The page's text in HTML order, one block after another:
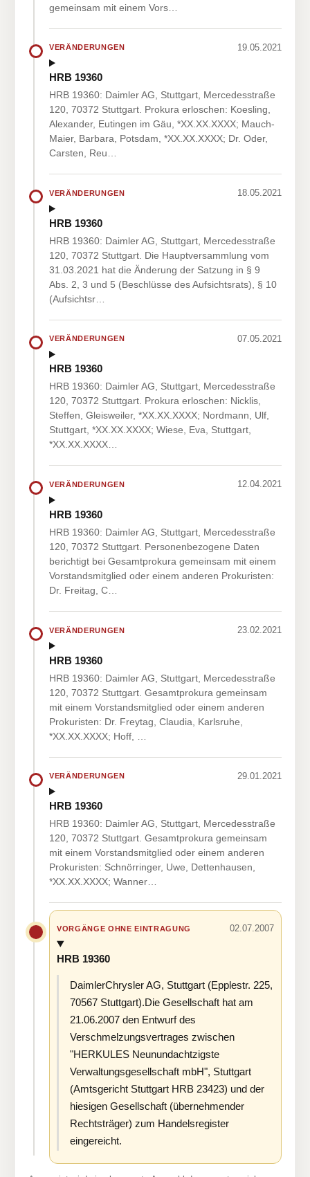
gemeinsam mit einem Vors…
VERÄNDERUNGEN 19.05.2021
HRB 19360
HRB 19360: Daimler AG, Stuttgart, Mercedesstraße
120, 70372 Stuttgart. Prokura erloschen: Koesling,
Alexander, Eutingen im Gäu, *XX.XX.XXXX; Mauch-
Maier, Barbara, Potsdam, *XX.XX.XXXX; Dr. Oder,
Carsten, Reu…
VERÄNDERUNGEN 18.05.2021
HRB 19360
HRB 19360: Daimler AG, Stuttgart, Mercedesstraße
120, 70372 Stuttgart. Die Hauptversammlung vom
31.03.2021 hat die Änderung der Satzung in § 9
Abs. 2, 3 und 5 (Beschlüsse des Aufsichtsrats), § 10
(Aufsichtsr…
VERÄNDERUNGEN 07.05.2021
HRB 19360
HRB 19360: Daimler AG, Stuttgart, Mercedesstraße
120, 70372 Stuttgart. Prokura erloschen: Nicklis,
Steffen, Gleisweiler, *XX.XX.XXXX; Nordmann, Ulf,
Stuttgart, *XX.XX.XXXX; Wiese, Eva, Stuttgart,
*XX.XX.XXXX…
VERÄNDERUNGEN 12.04.2021
HRB 19360
HRB 19360: Daimler AG, Stuttgart, Mercedesstraße
120, 70372 Stuttgart. Personenbezogene Daten
berichtigt bei Gesamtprokura gemeinsam mit einem
Vorstandsmitglied oder einem anderen Prokuristen:
Dr. Freitag, C…
VERÄNDERUNGEN 23.02.2021
HRB 19360
HRB 19360: Daimler AG, Stuttgart, Mercedesstraße
120, 70372 Stuttgart. Gesamtprokura gemeinsam
mit einem Vorstandsmitglied oder einem anderen
Prokuristen: Dr. Freytag, Claudia, Karlsruhe,
*XX.XX.XXXX; Hoff, …
VERÄNDERUNGEN 29.01.2021
HRB 19360
HRB 19360: Daimler AG, Stuttgart, Mercedesstraße
120, 70372 Stuttgart. Gesamtprokura gemeinsam
mit einem Vorstandsmitglied oder einem anderen
Prokuristen: Schnörringer, Uwe, Dettenhausen,
*XX.XX.XXXX; Wanner…
VORGÄNGE OHNE EINTRAGUNG 02.07.2007
HRB 19360
DaimlerChrysler AG, Stuttgart (Epplestr. 225,
70567 Stuttgart).Die Gesellschaft hat am
21.06.2007 den Entwurf des
Verschmelzungsvertrages zwischen
"HERKULES Neunundachtzigste
Verwaltungsgesellschaft mbH", Stuttgart
(Amtsgericht Stuttgart HRB 23423) und der
hiesigen Gesellschaft (übernehmender
Rechtsträger) zum Handelsregister
eingereicht.